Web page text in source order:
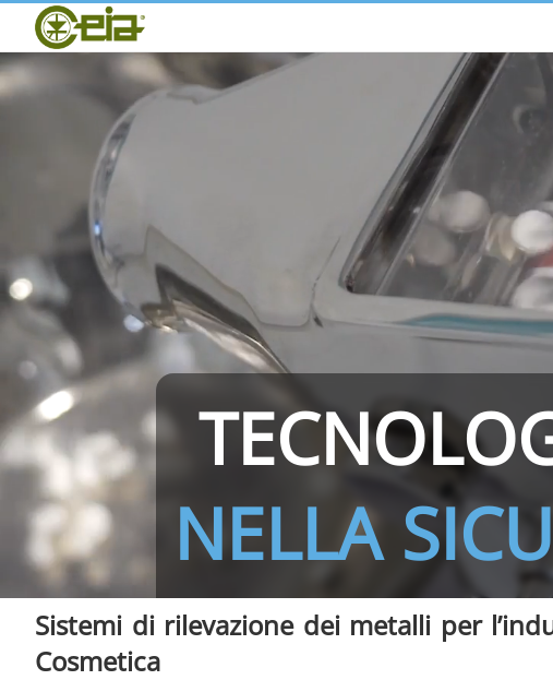
Home
CEIA
Fiere ed Eventi
THS/PH210 THS/
THS/PH21N-FB THS/
THS/FBB THS/MBB THS/
NELLA
Sistemi di rilevazione dei metalli per
Cosmetica